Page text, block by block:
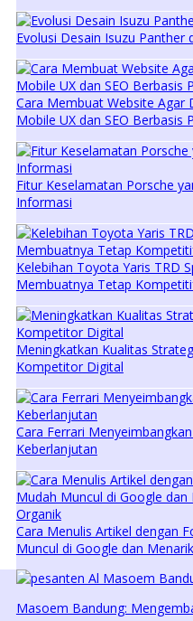
Evolusi Desain Isuzu Panther
Cara Membuat Website Agar
Mobile UX dan SEO Berbasis
Fitur Keselamatan Porsche
Informasi
Kelebihan Toyota Yaris TRD
Membuatnya Tetap
Meningkatkan Kualitas
Kompetitor Digital
Cara Ferrari
Keberlanjutan
Cara Menulis Artikel dengan
Muncul di Google dan
Masoem Bandung: